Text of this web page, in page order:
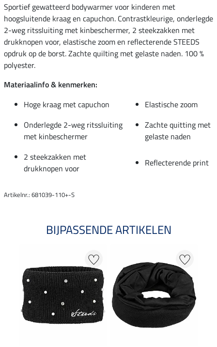
Sportief gewatteerd bodywarmer voor kinderen met
hoogsluitende kraag en capuchon. Contrastkleurige, onderlegde
2-weg ritssluiting met kinbeschermer, 2 steekzakken met
drukknopen voor, elastische zoom en reflecterende STEEDS
opdruk op de borst. Zachte quilting met gelaste naden. 100 %
polyester.
Materiaalinfo & kenmerken:
Hoge kraag met capuchon
Elastische zoom
Onderlegde 2-weg ritssluiting
met kinbeschermer
Zachte quitting met
gelaste naden
2 steekzakken met
drukknopen voor
Reflecterende print
Artikelnr.: 681039-110+-S
BIJPASSENDE ARTIKELEN